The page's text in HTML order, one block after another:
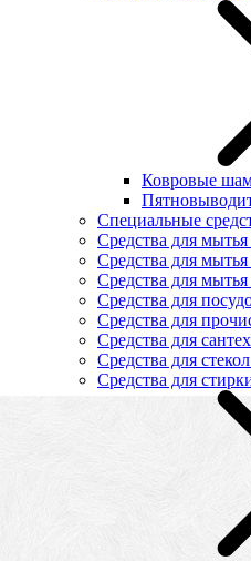
Ковровые
Специальные
Средства для мытья
Средства для
Средства для мытья
Средства для
Средства для
Средства для
Средства для
Средства для